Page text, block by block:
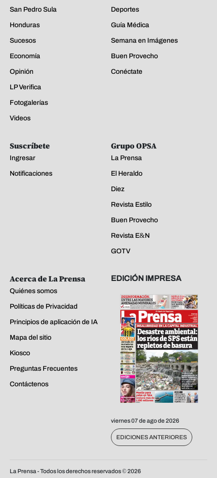
San Pedro Sula
Honduras
Sucesos
Economía
Opinión
LP Verifica
Fotogalerías
Videos
Deportes
Guía Médica
Semana en Imágenes
Buen Provecho
Conéctate
Suscríbete
Ingresar
Notificaciones
Grupo OPSA
La Prensa
El Heraldo
Diez
Revista Estilo
Buen Provecho
Revista E&N
GOTV
Acerca de La Prensa
Quiénes somos
Políticas de Privacidad
Principios de aplicación de IA
Mapa del sitio
Kiosco
Preguntas Frecuentes
Contáctenos
EDICIÓN IMPRESA
viernes 07 de ago de 2026
EDICIONES ANTERIORES
La Prensa - Todos los derechos reservados ©2026